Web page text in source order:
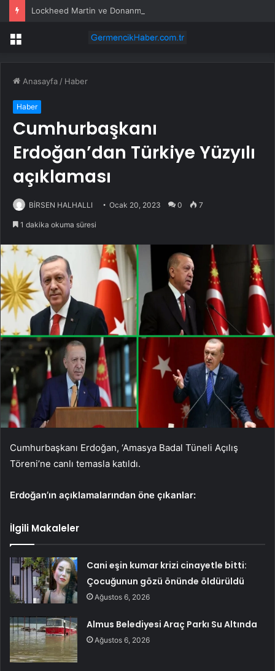
Menü
Anasayfa / Haber
Haber
Cumhurbaşkanı
Erdoğan’dan Türkiye Yüzyılı
açıklaması
BİRSEN HALHALLI Ocak 20, 2023 0 7
1 dakika okuma süresi
Cumhurbaşkanı Erdoğan, ‘Amasya Badal Tüneli Açılış
Töreni’ne canlı temasla katıldı.
Erdoğan’ın açıklamalarından öne çıkanlar:
İlgili Makaleler
Cani eşin kumar krizi cinayetle bitti:
Çocuğunun gözü önünde öldürüldü
Ağustos 6, 2026
Almus Belediyesi Araç Parkı Su Altında
Ağustos 6, 2026